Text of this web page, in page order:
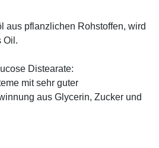
aus pflanzlichen Rohstoffen, wird
Oil.
Distearate:
mit sehr guter
aus Glycerin, Zucker und